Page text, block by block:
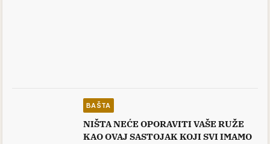
BAŠTA
NIŠTA NEĆE OPORAVITI VAŠE RUŽE
KAO OVAJ SASTOJAK KOJI SVI IMAMO